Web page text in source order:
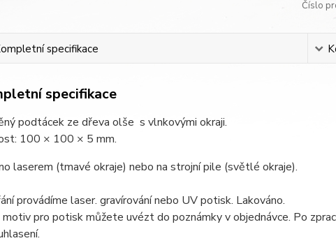
Číslo
specifikace
specifikace
podtácek ze dřeva olše s vlnkovými okraji.
100 × 100 × 5 mm.
laserem (tmavé okraje) nebo na strojní pile (světlé okraje).
provádíme laser. gravírování nebo UV potisk. Lakováno.
pro potisk můžete uvézt do poznámky v objednávce. Po